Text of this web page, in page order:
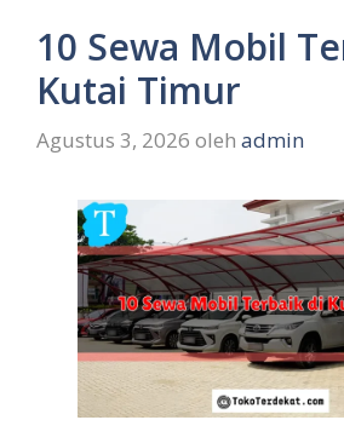
10 Sewa Mobil
Kutai Timur
Agustus 3, 2026 oleh admin